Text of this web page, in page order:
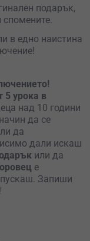
подарък,
спомените.
в едно наистина
5 урока в
над 10 години
да се
да
дали искаш
или да
е
Запиши
кара да се